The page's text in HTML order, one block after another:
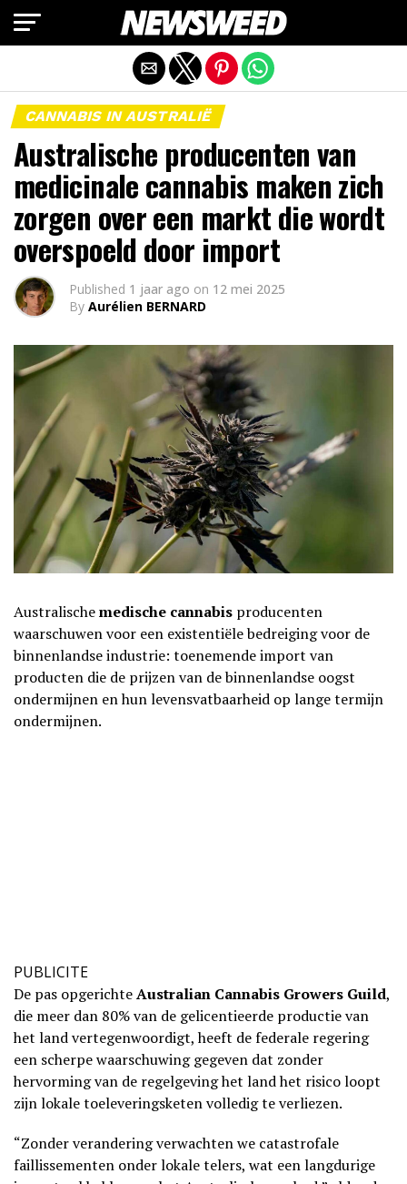
CANNABIS IN AUSTRALIË
Australische producenten van
medicinale cannabis maken zich
zorgen over een markt die wordt
overspoeld door import
Published 1 jaar ago on 12 mei 2025
By Aurélien BERNARD
Australischemedische cannabis producenten
waarschuwen voor een existentiële bedreiging voor de
binnenlandse industrie: toenemende import van
producten die de prijzen van de binnenlandse oogst
ondermijnen en hun levensvatbaarheid op lange termijn
ondermijnen.
PUBLICITE
De pas opgerichteAustralian Cannabis Growers Guild,
die meer dan 80% van de gelicentieerde productie van
het land vertegenwoordigt, heeft de federale regering
een scherpe waarschuwing gegeven dat zonder
hervorming van de regelgeving het land het risico loopt
zijn lokale toeleveringsketen volledig te verliezen.
“Zonder verandering verwachten we catastrofale
faillissementen onder lokale telers, wat een langdurige
Mobiele versie afsluiten